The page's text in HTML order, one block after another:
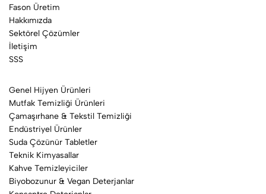
Fason Üretim
Hakkımızda
Sektörel Çözümler
İletişim
SSS
Genel Hijyen Ürünleri
Mutfak Temizliği Ürünleri
Çamaşırhane & Tekstil Temizliği
Endüstriyel Ürünler
Suda Çözünür Tabletler
Teknik Kimyasallar
Kahve Temizleyiciler
Biyobozunur & Vegan Deterjanlar